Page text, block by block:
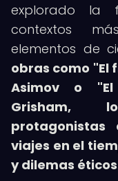
explorado la
contextos
elementos de
obras como "El
Asimov o
Grisham,
viajes en el
y dilemas